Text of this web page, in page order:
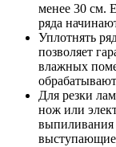
менее 30 см.
ряда
Уплотнять
позволяет
влажных
Для резки
нож или
выпиливания